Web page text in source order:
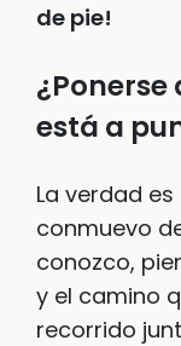
de pie!
está a
La verdad
conmuevo
conozco,
y el camino
recorrido